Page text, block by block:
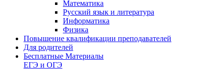
Математика
Русский язык и литература
Информатика
Физика
Повышение квалификации преподавателей
Для родителей
Бесплатные Материалы
ЕГЭ и ОГЭ